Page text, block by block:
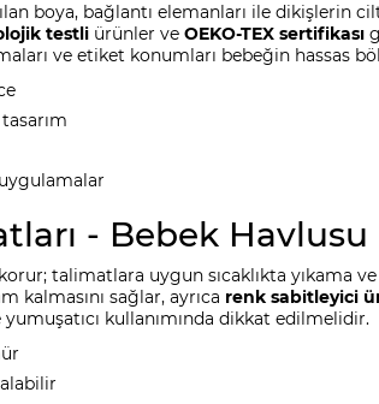
boya, bağlantı elemanları ile dikişlerin
testli ürünler ve OEKO-TEX sertifikası
ve etiket konumları bebeğin hassas
- Bebek Havlusu
talimatlara uygun sıcaklıkta yıkama
kalmasını sağlar, ayrıca renk sabitleyici
kullanımında dikkat edilmelidir.